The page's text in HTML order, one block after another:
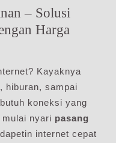
– Solusi
Harga
Kayaknya
hiburan, sampai
koneksi yang
nyari pasang
internet cepat